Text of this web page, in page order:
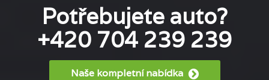
Potřebujete auto?
+420 704 239 239
Naše kompletní nabídka